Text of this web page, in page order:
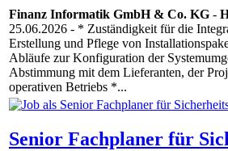
Finanz Informatik GmbH & Co. KG -
25.06.2026 - * Zuständigkeit für die
Erstellung und Pflege von
Abläufe zur Konfiguration der
Abstimmung mit dem Lieferanten, der
operativen Betriebs *...
Senior Fachplaner für